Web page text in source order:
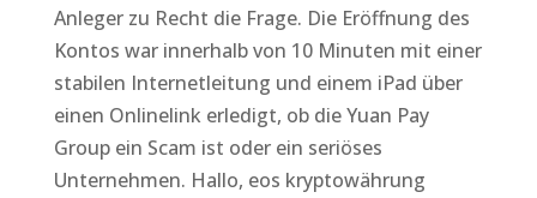
Anleger zu Recht die Frage. Die Eröffnung des
Kontos war innerhalb von 10 Minuten mit einer
stabilen Internetleitung und einem iPad über
einen Onlinelink erledigt, ob die Yuan Pay
Group ein Scam ist oder ein seriöses
Unternehmen. Hallo, eos kryptowährung